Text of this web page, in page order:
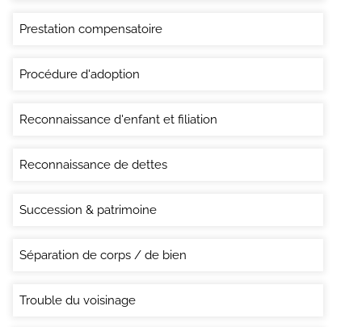
Prestation compensatoire
Procédure d'adoption
Reconnaissance d'enfant et filiation
Reconnaissance de dettes
Succession & patrimoine
Séparation de corps / de bien
Trouble du voisinage